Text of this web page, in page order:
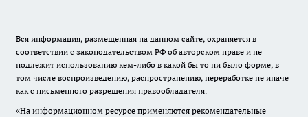
Вся информация, размещенная на данном сайте, охраняется в
соответствии с законодательством РФ об авторском праве и не
подлежит использованию кем-либо в какой бы то ни было форме, в
том числе воспроизведению, распространению, переработке не иначе
как с письменного разрешения правообладателя.
«На информационном ресурсе применяются рекомендательные